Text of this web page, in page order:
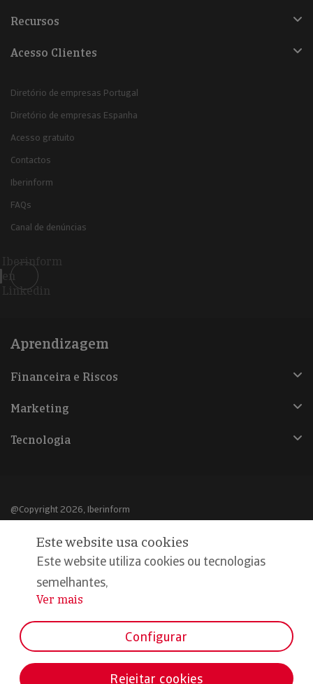
Recursos
Acesso Clientes
Diretório de empresas Portugal
Diretório de empresas Espanha
Acesso gratuito
Contactos
Iberinform
FAQs
Canal de denúncias
Iberinform
en
Linkedin
Aprendizagem
Financeira e Riscos
Marketing
Tecnologia
@Copyright 2026, Iberinform
Aviso legal
Política de cookies
Declaração de privacidade
Este website usa cookies
Este website utiliza cookies ou tecnologias
semelhantes,
...
Ver mais
Configurar
Rejeitar cookies